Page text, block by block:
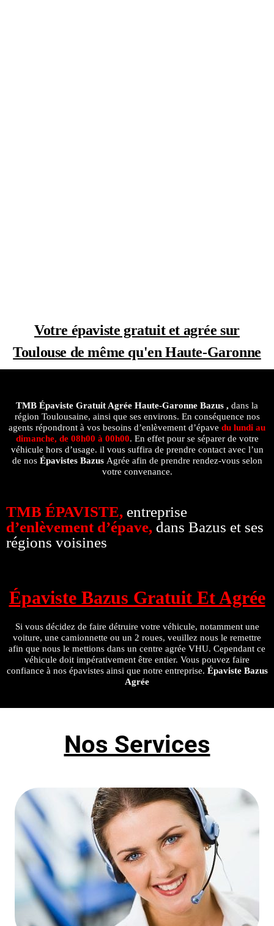
Votre épaviste gratuit et agrée sur
Toulouse de même qu'en Haute-Garonne
TMB Épaviste Gratuit Agrée Haute-Garonne Bazus , dans la
région Toulousaine, ainsi que ses environs. En conséquence nos
agents répondront à vos besoins d’enlèvement d’épave du lundi au
dimanche, de 08h00 à 00h00. En effet pour se séparer de votre
véhicule hors d’usage. il vous suffira de prendre contact avec l’un
de nos Épavistes Bazus Agrée afin de prendre rendez-vous selon
votre convenance.
TMB ÉPAVISTE, entreprise
d’enlèvement d’épave, dans Bazus et ses
régions voisines
Épaviste Bazus Gratuit Et Agrée
Si vous décidez de faire détruire votre véhicule, notamment une
voiture, une camionnette ou un 2 roues, veuillez nous le remettre
afin que nous le mettions dans un centre agrée VHU. Cependant ce
véhicule doit impérativement être entier. Vous pouvez faire
confiance à nos épavistes ainsi que notre entreprise. Épaviste Bazus
Agrée
Nos Services